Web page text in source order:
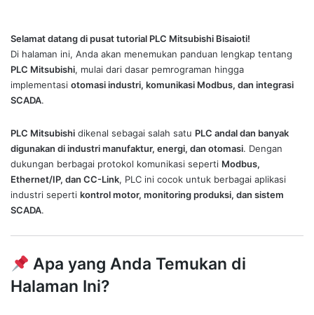
Selamat datang di pusat tutorial PLC Mitsubishi Bisaioti!
Di halaman ini, Anda akan menemukan panduan lengkap tentang
PLC Mitsubishi, mulai dari dasar pemrograman hingga
implementasi otomasi industri, komunikasi Modbus, dan integrasi
SCADA.
PLC Mitsubishi dikenal sebagai salah satu PLC andal dan banyak
digunakan di industri manufaktur, energi, dan otomasi. Dengan
dukungan berbagai protokol komunikasi seperti Modbus,
Ethernet/IP, dan CC-Link, PLC ini cocok untuk berbagai aplikasi
industri seperti kontrol motor, monitoring produksi, dan sistem
SCADA.
Apa yang Anda Temukan di
Halaman Ini?